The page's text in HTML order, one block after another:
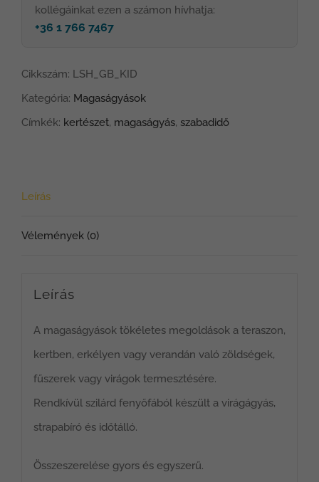
KID
magaságyás
kollégáinkat ezen a számon hívhatja:
+36 1 766 7467
Cikkszám: LSH_GB_KID
Kategória: Magaságyások
Címkék: kertészet, magaságyás, szabadidő
Leírás
Vélemények (0)
Leírás
A magaságyások tökéletes megoldások a teraszon,
kertben, erkélyen vagy verandán való zöldségek,
fűszerek vagy virágok termesztésére.
Rendkívül szilárd fenyőfából készült a virágágyás,
strapabíró és időtálló.
Összeszerelése gyors és egyszerű.